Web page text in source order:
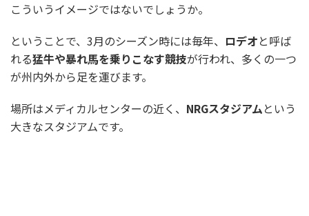
こういうイメージではないでしょうか。
ということで、3月のシーズン時には毎年、 ロデオと呼ば
れる猛牛や暴れ馬を乗りこなす競技が行われ、多くの一つ
が州内外から足を運びます。
場所はメディカルセンターの近く、 NRGスタジアムという
大きなスタジアムです。